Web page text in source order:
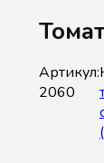
Артикул:
2060